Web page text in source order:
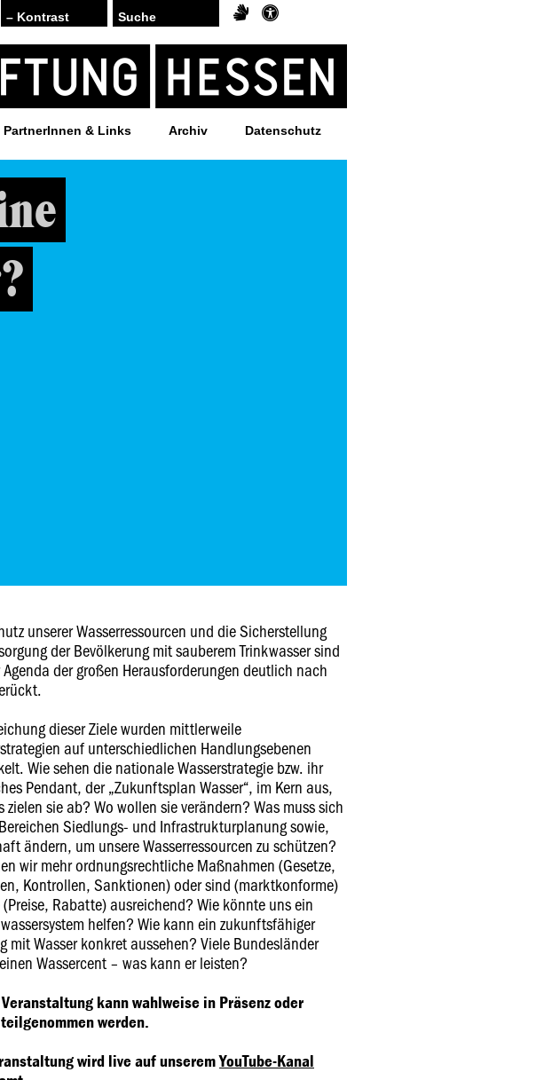
– Kontrast
PartnerInnen & Links Archiv Datenschutz
unserer Wasserressourcen und die Sicherstellung
der Bevölkerung mit sauberem Trinkwasser sind
der großen Herausforderungen deutlich nach
dieser Ziele wurden mittlerweile
auf unterschiedlichen Handlungsebenen
Wie sehen die nationale Wasserstrategie bzw. ihr
Pendant, der „Zukunftsplan Wasser“, im Kern aus,
zielen sie ab? Wo wollen sie verändern? Was muss sich
Siedlungs- und Infrastrukturplanung sowie,
ändern, um unsere Wasserressourcen zu schützen?
wir mehr ordnungsrechtliche Maßnahmen (Gesetze,
Kontrollen, Sanktionen) oder sind (marktkonforme)
(Preise, Rabatte) ausreichend? Wie könnte uns ein
helfen? Wie kann ein zukunftsfähiger
mit Wasser konkret aussehen? Viele Bundesländer
Wassercent – was kann er leisten?
kann wahlweise in Präsenz oder
werden.
wird live auf unseremYouTube-Kanal